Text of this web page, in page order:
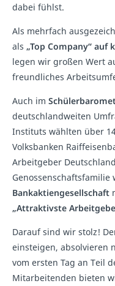
dabei fühlst.
Als mehrfach
als „Top Company“ auf
legen wir großen Wert
freundliches
Auch im
deutschlandweiten
Instituts wählten über
Volksbanken
Arbeitgeber
Genossenschaftsfamilie
Bankaktiengesellschaft
„Attraktivste
Darauf sind wir stolz!
einsteigen, absolvieren
vom ersten Tag an Teil
Mitarbeitenden bieten